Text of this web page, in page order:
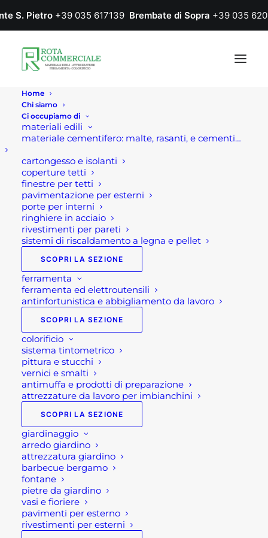
S. Pietro +39 035 617139 Brembate di Sopra +39 035
Home
Chi siamo
Ci occupiamo di
materiali edili
materiale cementifero: malte, rasanti, e cementi…
cartongesso e isolanti
coperture tetti
finestre per tetti
pavimentazione per esterni
porte per interni
ringhiere in acciaio
rivestimenti per pareti
sistemi di riscaldamento a legna e pellet
SCOPRI LA SEZIONE
ferramenta
ferramenta ed elettroutensili
antinfortunistica e abbigliamento da lavoro
SCOPRI LA SEZIONE
colorificio
sistema tintometrico
pittura e stucchi
vernici e smalti
antimuffa e prodotti di preparazione
attrezzature da lavoro per imbianchini
SCOPRI LA SEZIONE
giardinaggio
arredo giardino
attrezzatura giardino
barbecue bergamo
fontane
pietre da giardino
vasi e fioriere
pavimenti per esterno
rivestimenti per esterni
MARTELLINA OSCA
MOD. CATANIA GR 400
12,20€